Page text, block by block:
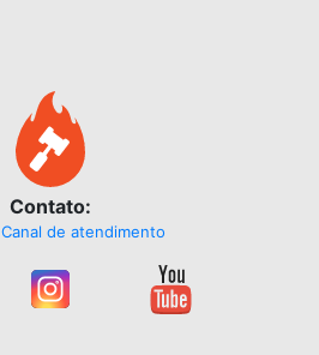
Contato:
Canal de atendimento